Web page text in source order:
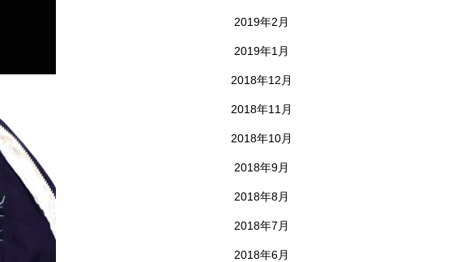
2019年2月
2019年1月
2018年12月
2018年11月
2018年10月
2018年9月
2018年8月
2018年7月
2018年6月